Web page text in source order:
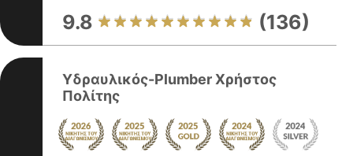
9.8 (136)
Υδραυλικός-Plumber Χρήστος
Πολίτης